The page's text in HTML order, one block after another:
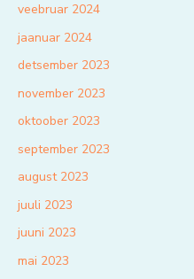
veebruar 2024
jaanuar 2024
detsember 2023
november 2023
oktoober 2023
september 2023
august 2023
juuli 2023
juuni 2023
mai 2023